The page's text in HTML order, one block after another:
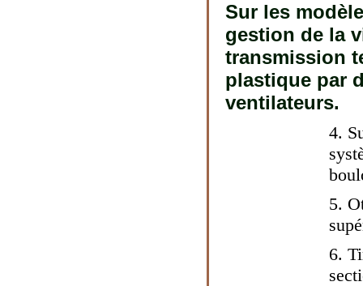
Sur les
gestion de la
transmission
plastique par
ventilateurs.
4.
5.
6.